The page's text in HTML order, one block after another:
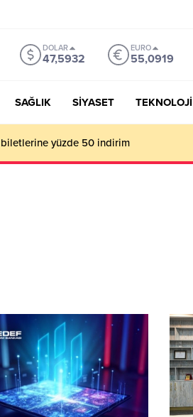
DOLAR
47,5932
EURO
55,0919
SAĞLIK SİYASET TEKNOLOJİ
yüzde 50 indirim